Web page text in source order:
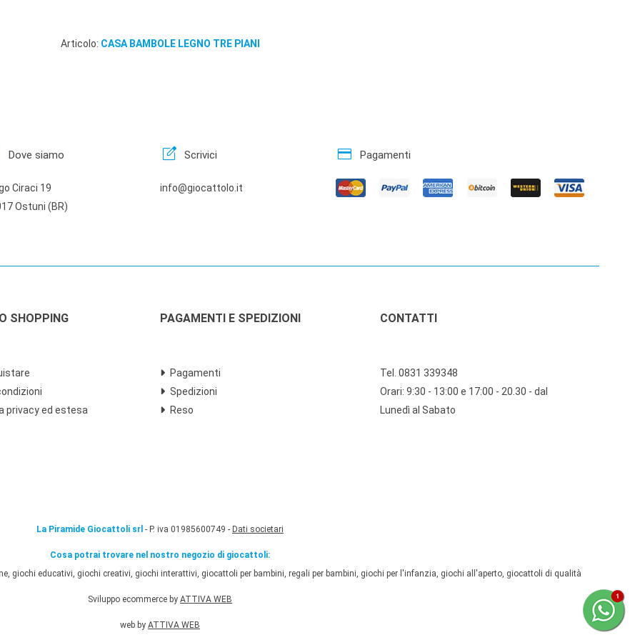
Articolo: CASA BAMBOLE LEGNO TRE PIANI
Dove siamo
Ciraci 19
Ostuni (BR)
edit_square Scrivici
info@giocattolo.it
credit_card Pagamenti
SHOPPING
privacy ed estesa
PAGAMENTI E SPEDIZIONI
Pagamenti
Spedizioni
Reso
CONTATTI
Tel. 0831 339348
Orari: 9:30 - 13:00 e 17:00 - 20.30 - dal
Lunedì al Sabato
La Piramide Giocattoli srl - P. iva 01985600749 - Dati societari
Cosa potrai trovare nel nostro negozio di giocattoli:
giochi educativi, giochi creativi, giochi interattivi, giocattoli per bambini, regali per bambini, giochi per l'infanzia, giochi all'aperto, giocattoli di qualità
Sviluppo ecommerce by ATTIVA WEB
web by ATTIVA WEB